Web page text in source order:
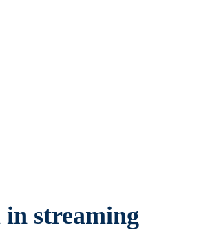
streaming